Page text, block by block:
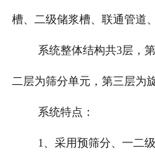
槽、二级储浆槽、联通管道
系统整体结构共3层，
二层为筛分单元，第三层为
系统特点：
1、采用预筛分、一二